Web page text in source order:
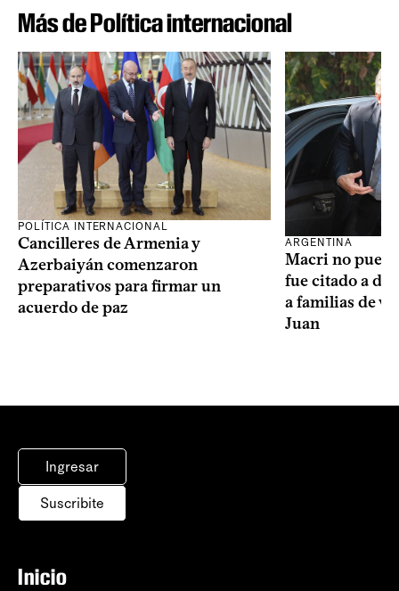
Más de Política internacional
POLÍTICA INTERNACIONAL
Cancilleres de Armenia y
Azerbaiyán comenzaron
preparativos para firmar un
acuerdo de paz
ARGENTINA
Macri no
fue citado a
a familias de
Juan
Ingresar
Suscribite
Inicio